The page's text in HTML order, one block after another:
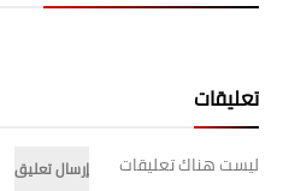
تعليقات
ليست هناك تعليقات
إرسال تعليق